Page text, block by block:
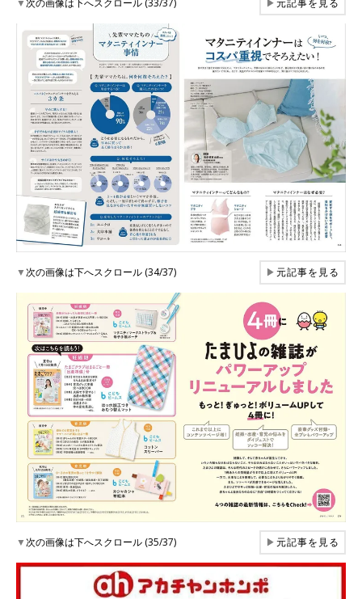
▼次の画像は下へスクロール (33/37) ▶元記事を見る
▼次の画像は下へスクロール (34/37) ▶元記事を見る
▼次の画像は下へスクロール (35/37) ▶元記事を見る